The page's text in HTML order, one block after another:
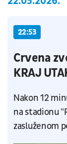
22:53
Crvena
KRAJ
Nakon 12
na stadionu
zasluženom